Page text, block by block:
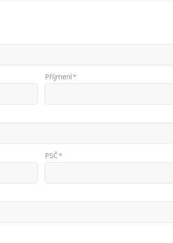
Příjmení*
PSČ*